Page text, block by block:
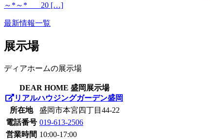
～*～* 20 […]
最新情報一覧
展示場
ディアホームの展示場
DEAR HOME 盛岡展示場
リアルハウジングガーデン盛岡
所在地
盛岡市本宮四丁目44-22
電話番号 019-613-2506
営業時間 10:00-17:00